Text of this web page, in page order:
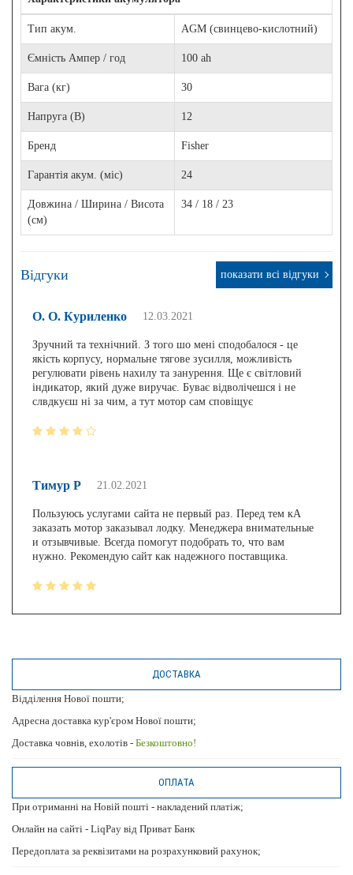
Тип акум. AGM (свинцево-кислотний)
Ємність Ампер / год 100 ah
Вага (кг) 30
Напруга (В) 12
Бренд Fisher
Гарантія акум. (міс) 24
Довжина / Ширина / Висота
(см)
34 / 18 / 23
Відгуки показати всі відгуки
О. О. Куриленко 12.03.2021
Зручний та технічний. З того шо мені сподобалося - це
якість корпусу, нормальне тягове зусилля, можливість
регулювати рівень нахилу та занурення. Ще є світловий
індикатор, який дуже виручає. Буває відволічешся і не
слвдкуєш ні за чим, а тут мотор сам сповіщує
Тимур Р 21.02.2021
Пользуюсь услугами сайта не первый раз. Перед тем кА
заказать мотор заказывал лодку. Менеджера внимательные
и отзывчивые. Всегда помогут подобрать то, что вам
нужно. Рекомендую сайт как надежного поставщика.
ДОСТАВКА
Відділення Нової пошти;
Адресна доставка кур'єром Нової пошти;
Доставка човнів, ехолотів - Безкоштовно!
ОПЛАТА
При отриманні на Новій пошті - накладений платіж;
Онлайн на сайті - LiqPay від Приват Банк
Передоплата за реквізитами на розрахунковий рахунок;